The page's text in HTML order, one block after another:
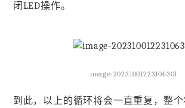
闭LED操作。
image-20231001223106301
到此，以上的循环将会一直重复，整